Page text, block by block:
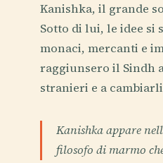
Kanishka, il grande
Sotto di lui, le idee si
monaci, mercanti e
raggiunsero il Sindh
stranieri e a
Kanishka appare
filosofo di marmo